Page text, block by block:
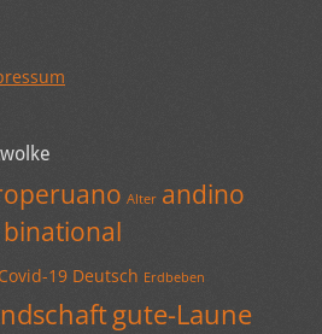
Alter andino
binational
Covid-19 Deutsch Erdbeben
gute-Laune